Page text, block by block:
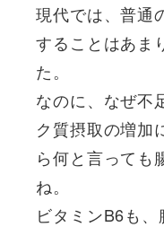
現代では、普通
することはあま
た。
なのに、なぜ不
ク質摂取の増加
ら何と言っても
ね。
ビタミンB6も、